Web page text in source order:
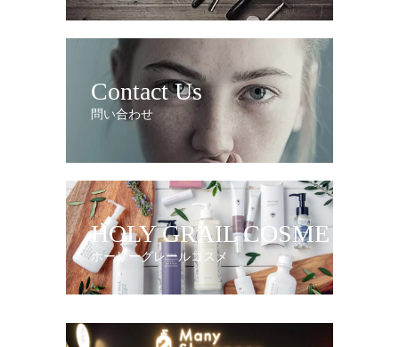
Contact Us
問い合わせ
HOLY GRAIL COSME
ホーリーグレールコスメ